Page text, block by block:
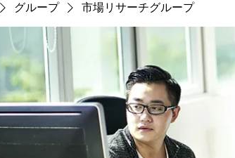
グループ 市場リサーチグループ